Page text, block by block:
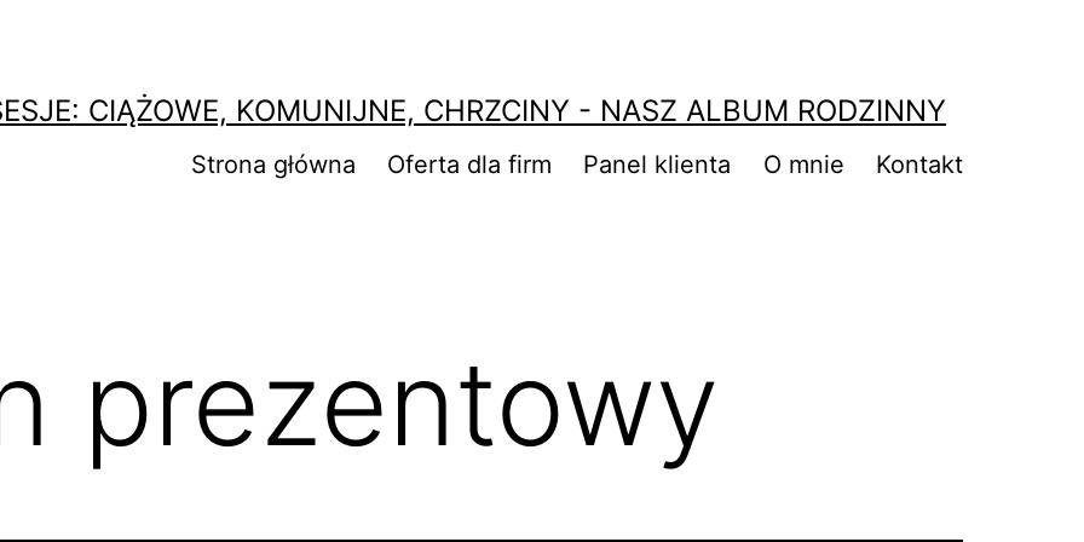
CIĄŻOWE, KOMUNIJNE, CHRZCINY - NASZ ALBUM RODZINNY
Strona główna Oferta dla firm Panel klienta O mnie Kontakt
prezentowy